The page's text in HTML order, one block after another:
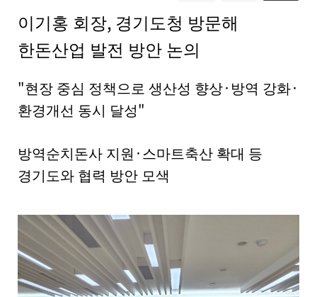
로
목
첨
파
이기홍 회장, 경기도청 방문해
한돈산업 발전 방안 논의
"현장 중심 정책으로 생산성 향상· 방역 강화·
환경개선 동시 달성"
방역순치돈사 지원 · 스마트축산 확대 등
경기도와 협력 방안 모색